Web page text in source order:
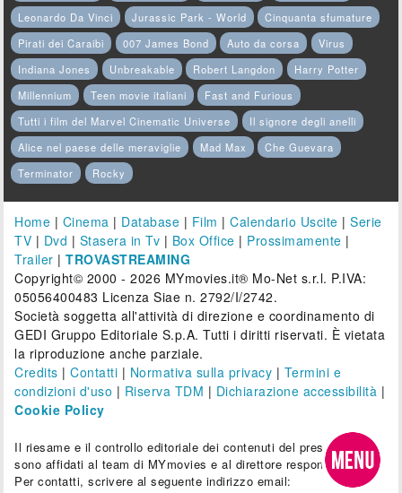
Leonardo Da Vinci
Jurassic Park - World
Cinquanta sfumature
Pirati dei Caraibi
007 James Bond Auto da corsa
Virus
Indiana Jones
Unbreakable Robert Langdon
Harry Potter
Millennium
Teen movie italiani
Fast and Furious
Tutti i film del Marvel Cinematic Universe
Il signore degli anelli
Alice nel paese delle meraviglie
Mad Max
Che Guevara
Terminator
Rocky
Home | Cinema | Database | Film |Calendario Uscite |Serie
TV | Dvd | Stasera in Tv | Box Office | Prossimamente |
Trailer |TROVASTREAMING
Copyright© 2000 - 2026 MYmovies.it® Mo-Net s.r.l. P.IVA:
05056400483 Licenza Siae n. 2792/I/2742.
Società soggetta all'attività di direzione e coordinamento di
GEDI Gruppo Editoriale S.p.A. Tutti i diritti riservati. È vietata
la riproduzione anche parziale.
Credits |Contatti | Normativa sulla privacy | Termini e
condizioni d'uso | Riserva TDM | Dichiarazione accessibilità |
Cookie Policy
Il riesame e il controllo editoriale dei contenuti del presente sito
sono affidati al team di MYmovies e al direttore responsabile.
Per contatti, scrivere al seguente indirizzo email: